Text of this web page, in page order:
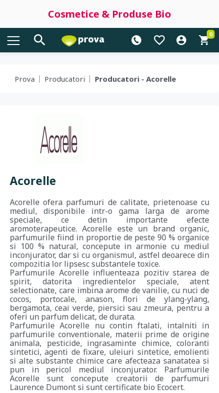
Cosmetice & Produse Bio
0
Prova Producatori Producatori - Acorelle
Acorelle
Acorelle ofera parfumuri de calitate, prietenoase cu
mediul, disponibile intr-o gama larga de arome
speciale, ce detin importante efecte
aromoterapeutice. Acorelle este un brand organic,
parfumurile fiind in proportie de peste 90 % organice
si 100 % natural, concepute in armonie cu mediul
inconjurator, dar si cu organismul, astfel deoarece din
compozitia lor lipsesc substantele toxice.
Parfumurile Acorelle influenteaza pozitiv starea de
spirit, datorita ingredientelor speciale, atent
selectionate, care imbina arome de vanilie, cu nuci de
cocos, portocale, anason, flori de ylang-ylang,
bergamota, ceai verde, piersici sau zmeura, pentru a
oferi un parfum delicat, de durata.
Parfumurile Acorelle nu contin ftalati, intalniti in
parfumurile conventionale, materii prime de origine
animala, pesticide, ingrasaminte chimice, coloranti
sintetici, agenti de fixare, uleiuri sintetice, emolienti
si alte substante chimice care afecteaza sanatatea si
pun in pericol mediul inconjurator. Parfumurile
Acorelle sunt concepute creatorii de parfumuri
Laurence Dumont si sunt certificate bio Ecocert.